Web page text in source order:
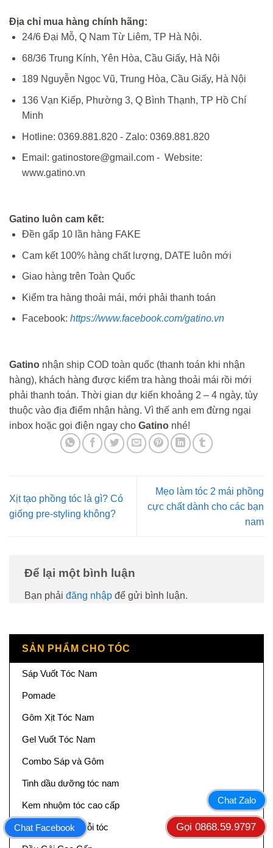
SẢN PHẨM CHO TÓC
Sáp Vuốt Tóc Nam
Pomade
Gôm Xịt Tóc Nam
Gel Vuốt Tóc Nam
Combo Sáp và Gôm
Tinh dầu dưỡng tóc nam
Kem nhuộm tóc cao cấp
Kem Ép Uốn Duỗi tóc
Địa chỉ mua hàng chính hãng:
24/6 Đại Mỗ, Q Nam Từ Liêm, TP Hà Nội.
68/36 Trung Kính, Yên Hòa, Cầu Giấy, Hà Nội
189 Nguyễn Ngọc Vũ, Trung Hòa, Cầu Giấy, Hà Nội
136 Vạn Kiếp, Phường 3, Q Bình Thạnh, TP Hồ Chí
Minh
Hotline: 0369.881.820 - Zalo: 0369.881.820
Email: gatinostore@gmail.com - Website:
www.gatino.vn
Gatino luôn cam kết:
Đền gấp 10 lần hàng FAKE
Cam kết 100% hàng chất lượng, DATE luôn mới
Giao hàng trên Toàn Quốc
Kiểm tra hàng thoải mái, mới phải thanh toán
Facebook: https://www.facebook.com/gatino.vn
Gatino nhận ship COD toàn quốc (thanh toán khi nhận
hàng), khách hàng được kiểm tra hàng thoải mái rồi mới
phải thanh toán. Thời gian dự kiến khoảng 2 – 4 ngày, tùy
thuộc vào địa điểm nhận hàng. Vì thế anh em đừng ngại
inbox hoặc gọi điện ngay cho Gatino nhé!
Xịt tạo phồng tóc là gì? Có
giống pre-styling không?
Mẹo làm tóc 2 mái phồng
cực chất dành cho các bạn
nam
Để lại một bình luận
Bạn phải đăng nhập để gửi bình luận.
Chat Zalo
Chat Facebook Gọi 0868.59.9797